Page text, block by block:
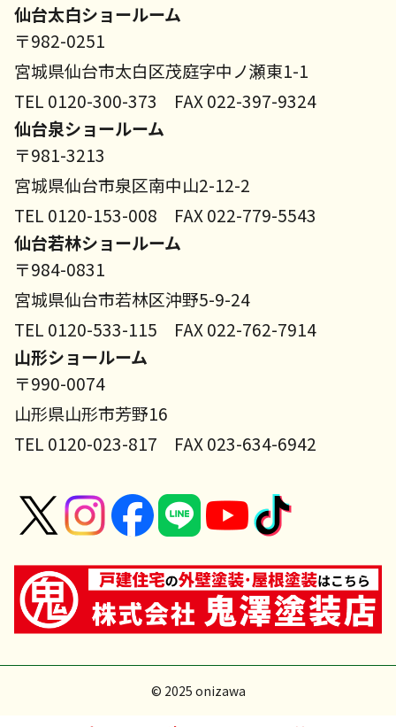
仙台太白ショールーム
〒982-0251
宮城県仙台市太白区茂庭字中ノ瀬東1-1
TEL 0120-300-373 FAX 022-397-9324
仙台泉ショールーム
〒981-3213
宮城県仙台市泉区南中山2-12-2
TEL 0120-153-008 FAX 022-779-5543
仙台若林ショールーム
〒984-0831
宮城県仙台市若林区沖野5-9-24
TEL 0120-533-115 FAX 022-762-7914
山形ショールーム
〒990-0074
山形県山形市芳野16
TEL 0120-023-817 FAX 023-634-6942
© 2025 onizawa